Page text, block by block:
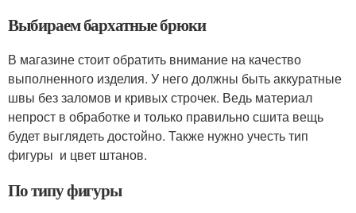
Выбираем бархатные брюки
В магазине стоит обратить внимание на качество
выполненного изделия. У него должны быть аккуратные
швы без заломов и кривых строчек. Ведь материал
непрост в обработке и только правильно сшита вещь
будет выглядеть достойно. Также нужно учесть тип
фигуры и цвет штанов.
По типу фигуры